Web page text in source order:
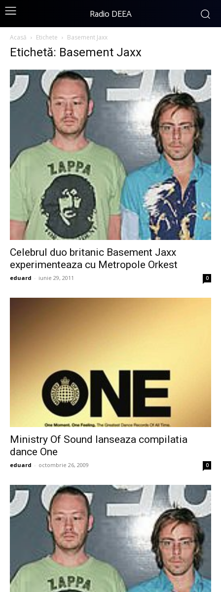
Radio DEEA
Acasă Etichete Basement Jaxx
Etichetă: Basement Jaxx
Celebrul duo britanic Basement Jaxx
experimenteaza cu Metropole Orkest
eduard - iunie 29, 2011 0
Ministry Of Sound lanseaza compilatia
dance One
eduard - octombrie 26, 2009 0